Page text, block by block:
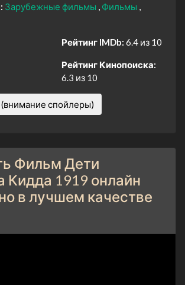
Зарубежные фильмы
Фильмы
Рейтинг IMDb: 6.4 из 10
Рейтинг Кинопоиска:
6.3 из 10
спойлеры)
Фильм Дети
Кидда 1919 онлайн
в лучшем качестве